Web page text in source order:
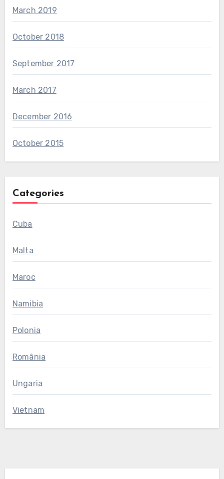
March 2019
October 2018
September 2017
March 2017
December 2016
October 2015
Categories
Cuba
Malta
Maroc
Namibia
Polonia
România
Ungaria
Vietnam